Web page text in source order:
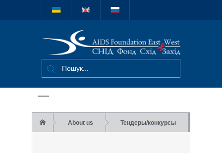
Міжнародний
благодійний
фонд "СНІД
Захід"
About us Тендеры/конкурсы